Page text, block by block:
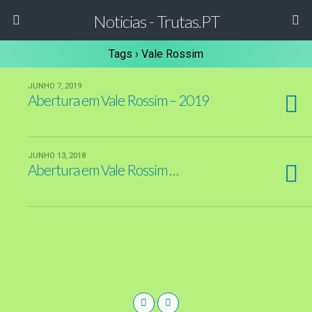
Noticias - Trutas.PT
Tags › Vale Rossim
JUNHO 7, 2019
Abertura em Vale Rossim – 2019
JUNHO 13, 2018
Abertura em Vale Rossim …